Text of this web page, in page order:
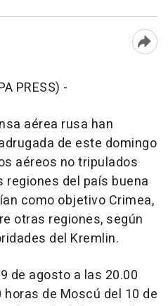
PRESS) -
aérea rusa han
de este domingo
aéreos no tripulados
del país buena
como objetivo Crimea,
otras regiones, según
del Kremlin.
de agosto a las 20.00
de Moscú del 10 de